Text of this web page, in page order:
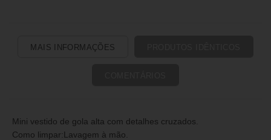
MAIS INFORMAÇÕES
Mini vestido de gola alta com detalhes cruzados.
Como limpar:Lavagem à mão.